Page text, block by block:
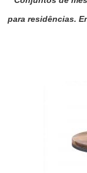
para residências.